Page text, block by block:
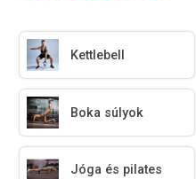
Kettlebell
Boka súlyok
Jóga és pilates